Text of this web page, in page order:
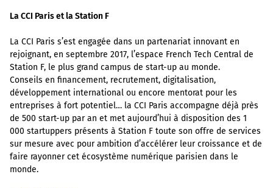
La CCI Paris et la Station F
La CCI Paris s’est engagée dans un partenariat innovant en
rejoignant, en septembre 2017, l’espace French Tech Central de
Station F, le plus grand campus de start-up au monde.
Conseils en financement, recrutement, digitalisation,
développement international ou encore mentorat pour les
entreprises à fort potentiel… la CCI Paris accompagne déjà près
de 500 start-up par an et met aujourd’hui à disposition des 1
000 startuppers présents à Station F toute son offre de services
sur mesure avec pour ambition d’accélérer leur croissance et de
faire rayonner cet écosystème numérique parisien dans le
monde.